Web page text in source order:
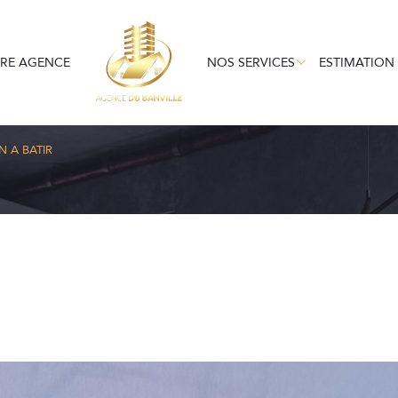
LOCATION
AGENCE NOS SERVICES
GESTION
ESTIMATION
Voir les2annonces
A BATIR